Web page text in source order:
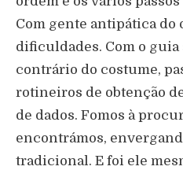
Com gente antipática do
dificuldades. Com o guia
contrário do costume,
rotineiros de obtenção
de dados. Fomos à
encontrámos,
tradicional. E foi ele